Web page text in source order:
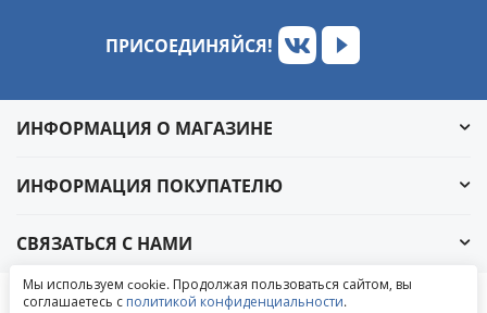
ПРИСОЕДИНЯЙСЯ!
ИНФОРМАЦИЯ О МАГАЗИНЕ
ИНФОРМАЦИЯ ПОКУПАТЕЛЮ
СВЯЗАТЬСЯ С НАМИ
© 2004-2026 «УралАвтоСаунд»
Написать в ВКонтакте
Написать в MAX
Мы используем cookie. Продолжая пользоваться сайтом, вы
соглашаетесь с политикой конфиденциальности.